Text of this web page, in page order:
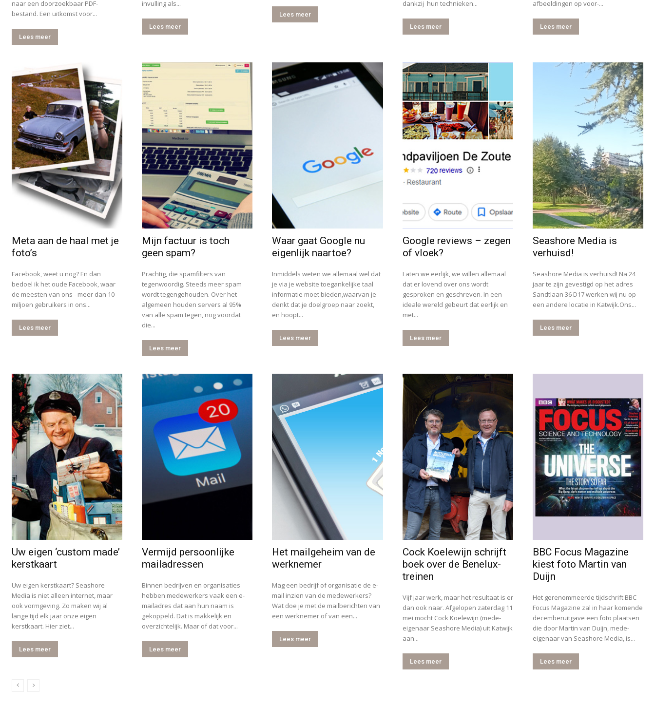
naar een doorzoekbaar PDF-
bestand. Een uitkomst voor...
Lees meer
invulling als...
Lees meer
Lees meer
dankzij hun technieken...
Lees meer
afbeeldingen op voor-...
Lees meer
Meta aan de haal met je
foto’s
Facebook, weet u nog? En dan
bedoel ik het oude Facebook, waar
de meesten van ons - meer dan 10
miljoen gebruikers in ons...
Lees meer
Mijn factuur is toch
geen spam?
Prachtig, die spamfilters van
tegenwoordig. Steeds meer spam
wordt tegengehouden. Over het
algemeen houden servers al 95%
van alle spam tegen, nog voordat
die...
Lees meer
Waar gaat Google nu
eigenlijk naartoe?
Inmiddels weten we allemaal wel dat
je via je website toegankelijke taal
informatie moet bieden,waarvan je
denkt dat je doelgroep naar zoekt,
en hoopt...
Lees meer
Google reviews – zegen
of vloek?
Laten we eerlijk, we willen allemaal
dat er lovend over ons wordt
gesproken en geschreven. In een
ideale wereld gebeurt dat eerlijk en
met...
Lees meer
Seashore Media is
verhuisd!
Seashore Media is verhuisd! Na 24
jaar te zijn gevestigd op het adres
Sandtlaan 36 D17 werken wij nu op
een andere locatie in Katwijk.Ons...
Lees meer
Uw eigen ‘custom made’
kerstkaart
Uw eigen kerstkaart? Seashore
Media is niet alleen internet, maar
ook vormgeving. Zo maken wij al
lange tijd elk jaar onze eigen
kerstkaart. Hier ziet...
Lees meer
Vermijd persoonlijke
mailadressen
Binnen bedrijven en organisaties
hebben medewerkers vaak een e-
mailadres dat aan hun naam is
gekoppeld. Dat is makkelijk en
overzichtelijk. Maar of dat voor...
Lees meer
Het mailgeheim van de
werknemer
Mag een bedrijf of organisatie de e-
mail inzien van de medewerkers?
Wat doe je met de mailberichten van
een werknemer of van een...
Lees meer
Cock Koelewijn schrijft
boek over de Benelux-
treinen
Vijf jaar werk, maar het resultaat is er
dan ook naar. Afgelopen zaterdag 11
mei mocht Cock Koelewijn (mede-
eigenaar Seashore Media) uit Katwijk
aan...
Lees meer
BBC Focus Magazine
kiest foto Martin van
Duijn
Het gerenommeerde tijdschrift BBC
Focus Magazine zal in haar komende
decemberuitgave een foto plaatsen
die door Martin van Duijn, mede-
eigenaar van Seashore Media, is...
Lees meer